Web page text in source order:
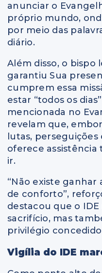
anunciar o
próprio mundo,
por meio das
diário.
Além disso, o bispo
garantiu Sua
cumprem essa
estar “todos os
mencionada no
revelam que,
lutas,
oferece assistência
ir.
“Não existe ganhar
de conforto”,
destacou que o
sacrifício, mas
privilégio concedido
Vigília do IDE